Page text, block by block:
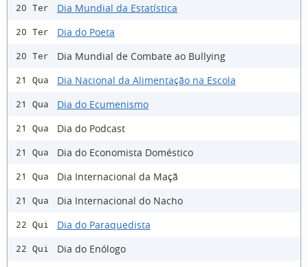
20 Ter Dia Mundial da Estatística
20 Ter Dia do Poeta
20 Ter Dia Mundial de Combate ao Bullying
21 Qua Dia Nacional da Alimentação na Escola
21 Qua Dia do Ecumenismo
21 Qua Dia do Podcast
21 Qua Dia do Economista Doméstico
21 Qua Dia Internacional da Maçã
21 Qua Dia Internacional do Nacho
22 Qui Dia do Paraquedista
22 Qui
Dia do Enólogo